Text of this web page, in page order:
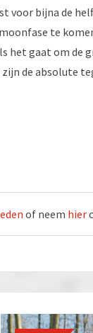
voor bijna de
te
het gaat om de
de absolute
of neem hier